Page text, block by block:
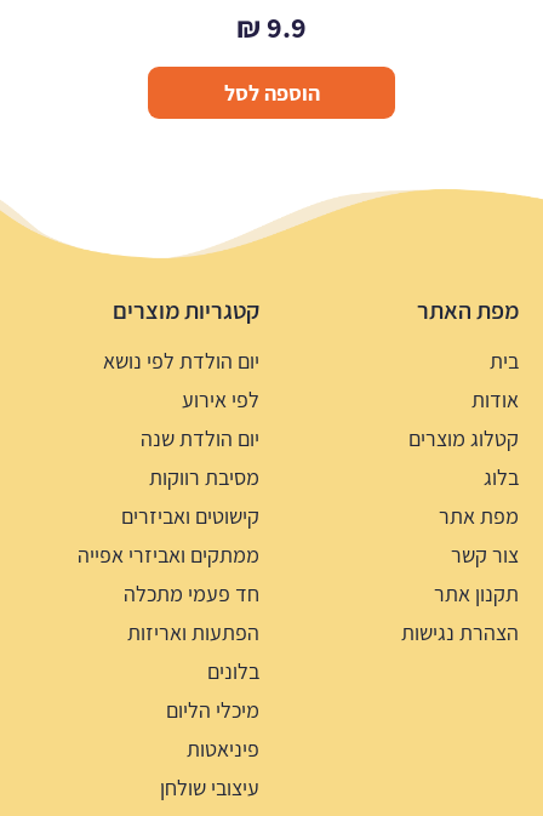
9.9
₪
הוספה לסל
מפת האתר
בית
אודות
קטלוג מוצרים
בלוג
מפת אתר
צור קשר
תקנון אתר
הצהרת נגישות
קטגריות מוצרים
יום הולדת לפי נושא
לפי אירוע
יום הולדת שנה
מסיבת רווקות
קישוטים ואביזרים
ממתקים ואביזרי אפייה
חד פעמי מתכלה
הפתעות ואריזות
בלונים
מיכלי הליום
פיניאטות
עיצובי שולחן